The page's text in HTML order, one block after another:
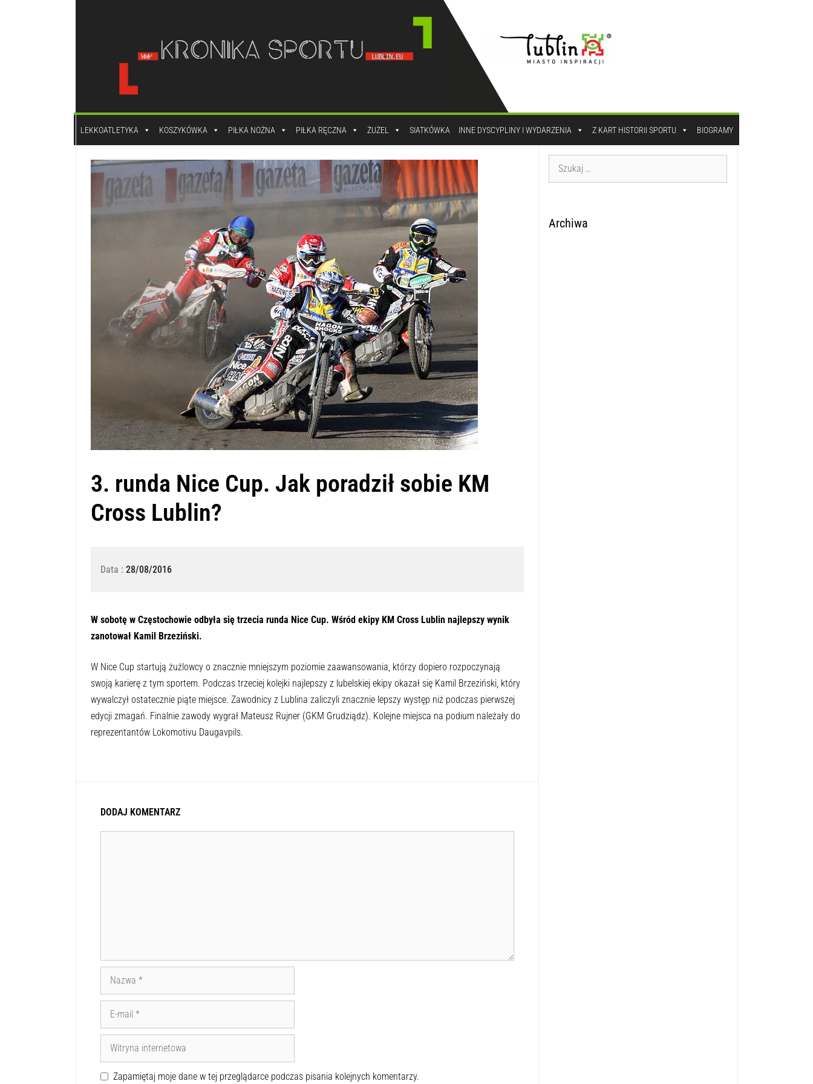
LEKKOATLETYKA KOSZYKÓWKA PIŁKA NOŻNA PIŁKA RĘCZNA ŻUŻEL SIATKÓWKA INNE DYSCYPLINY I WYDARZENIA Z KART HISTORII SPORTU BIOGRAMY
3. runda Nice Cup. Jak poradził sobie KM
Cross Lublin?
Data : 28/08/2016
W sobotę w Częstochowie odbyła się trzecia runda Nice Cup. Wśród ekipy KM Cross Lublin najlepszy wynik
zanotował Kamil Brzeziński.
W Nice Cup startują żużlowcy o znacznie mniejszym poziomie zaawansowania, którzy dopiero rozpoczynają
swoją karierę z tym sportem. Podczas trzeciej kolejki najlepszy z lubelskiej ekipy okazał się Kamil Brzeziński, który
wywalczył ostatecznie piąte miejsce. Zawodnicy z Lublina zaliczyli znacznie lepszy występ niż podczas pierwszej
edycji zmagań. Finalnie zawody wygrał Mateusz Rujner (GKM Grudziądz). Kolejne miejsca na podium należały do
reprezentantów Lokomotivu Daugavpils.
DODAJ KOMENTARZ
Zapamiętaj moje dane w tej przeglądarce podczas pisania kolejnych komentarzy.
Archiwa